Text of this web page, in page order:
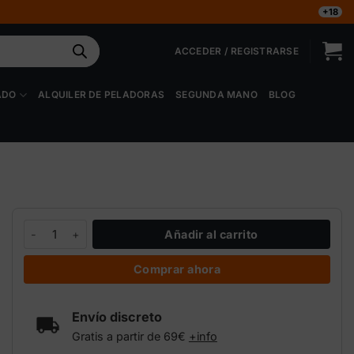
+18
ACCEDER / REGISTRARSE
ALQUILER DE PELADORAS SEGUNDA MANO BLOG
Añadir al carrito
Comprar ahora
Envío discreto
Gratis a partir de 69€ +info